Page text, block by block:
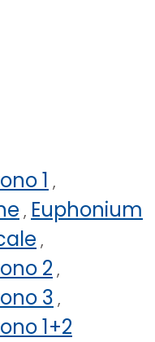
1 ,
, Euphonium
,
2 ,
3 ,
1+2